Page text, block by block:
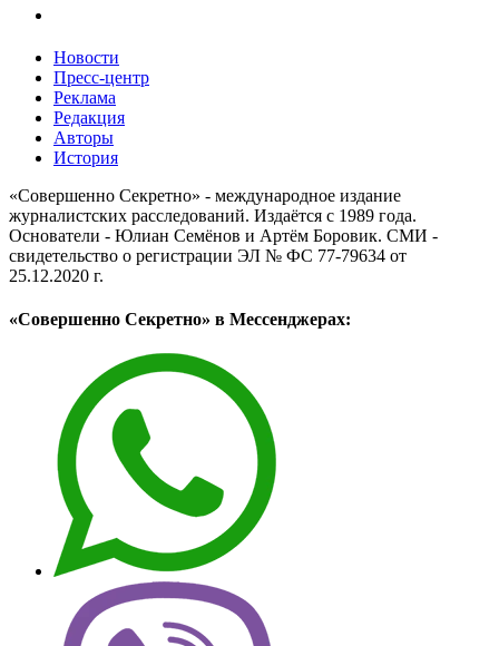
Новости
Пресс-центр
Реклама
Редакция
Авторы
История
«Совершенно Секретно» - международное издание
журналистских расследований. Издаётся с 1989 года.
Основатели - Юлиан Семёнов и Артём Боровик. CМИ -
свидетельство о регистрации ЭЛ № ФС 77-79634 от
25.12.2020 г.
«Совершенно Секретно» в Мессенджерах: